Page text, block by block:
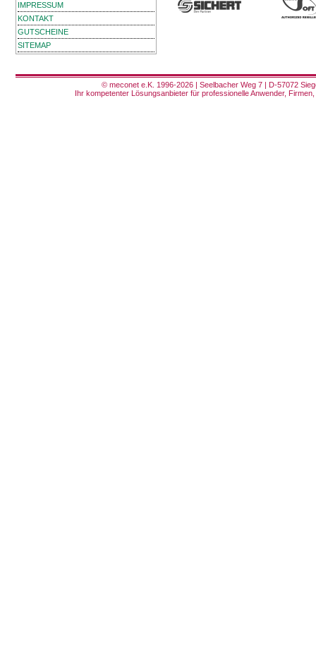
IMPRESSUM
KONTAKT
GUTSCHEINE
SITEMAP
© meconet e.K. 1996-2026 | Seelbacher Weg 7 | D-57072
Ihr kompetenter Lösungsanbieter für professionelle Anwender,